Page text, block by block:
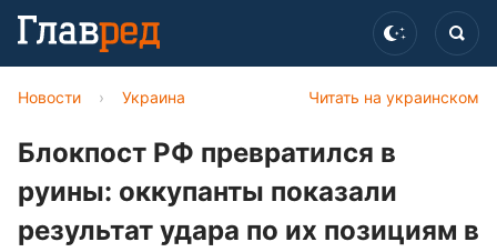
Читать на украинском
Новости › Украина
Блокпост РФ превратился в
руины: оккупанты показали
результат удара по их позициям в